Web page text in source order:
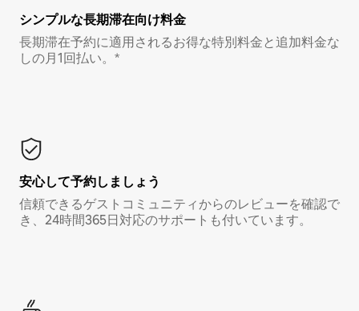
シンプルな長期滞在向け料金
長期滞在予約に適用されるお得な特別料金と追加料金な
しの月1回払い。*
安心して予約しましょう
信頼できるゲストコミュニティからのレビューを確認で
き、24時間365日対応のサポートも付いています。